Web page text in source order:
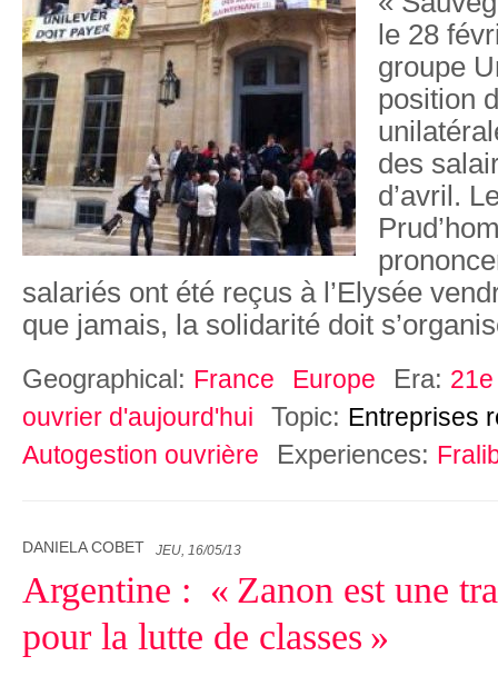
le 28
groupe
position
des
d’avril.
salariés ont été reçus à l’Elysée
que jamais, la solidarité doit
Geographical: France Europe Era:
ouvrier d'aujourd'hui
Topic: Entreprises
Autogestion ouvrière
Experiences:
DANIELA COBET JEU, 16/05/13
Argentine : « Zanon est une
pour la lutte de classes »